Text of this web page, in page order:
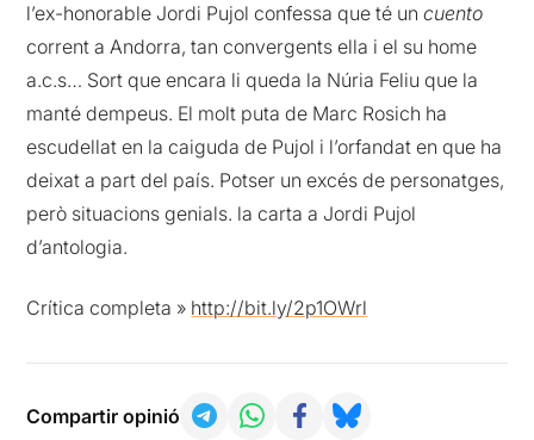
l’ex-honorable Jordi Pujol confessa que té uncuento
corrent a Andorra, tan convergents ella i el su home
a.c.s… Sort que encara li queda la Núria Feliu que la
manté dempeus. El molt puta de Marc Rosich ha
escudellat en la caiguda de Pujol i l’orfandat en que ha
deixat a part del país. Potser un excés de personatges,
però situacions genials. la carta a Jordi Pujol
d’antologia.
Crítica completa » http://bit.ly/2p1OWrl
Compartir opinió